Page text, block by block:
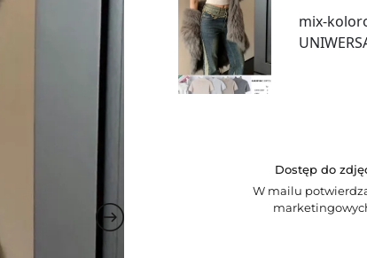
mix-
Dostęp do
W mailu